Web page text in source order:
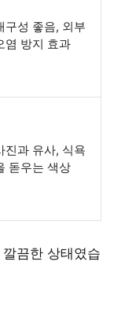
구성 좋음, 외부
염 방지 효과
진과 유사, 식욕
돋우는 색상
끔한 상태였습